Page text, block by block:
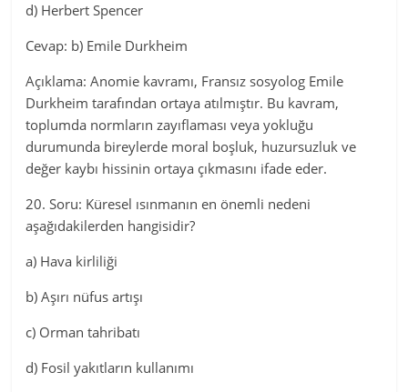
d) Herbert Spencer
Cevap: b) Emile Durkheim
Açıklama: Anomie kavramı, Fransız sosyolog Emile
Durkheim tarafından ortaya atılmıştır. Bu kavram,
toplumda normların zayıflaması veya yokluğu
durumunda bireylerde moral boşluk, huzursuzluk ve
değer kaybı hissinin ortaya çıkmasını ifade eder.
20. Soru: Küresel ısınmanın en önemli nedeni
aşağıdakilerden hangisidir?
a) Hava kirliliği
b) Aşırı nüfus artışı
c) Orman tahribatı
d) Fosil yakıtların kullanımı